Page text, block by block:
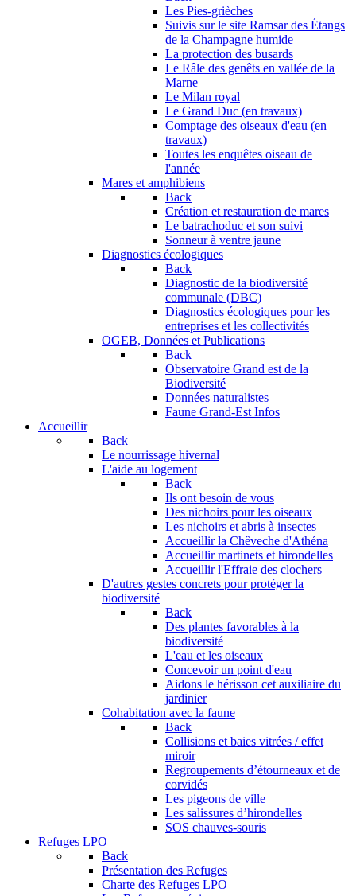
Les Pies-grièches
Suivis sur le site Ramsar des Étangs
de la Champagne humide
La protection des busards
Le Râle des genêts en vallée de la
Marne
Le Milan royal
Le Grand Duc (en travaux)
Comptage des oiseaux d'eau (en
travaux)
Toutes les enquêtes oiseau de
l'année
Mares et amphibiens
Back
Création et restauration de mares
Le batrachoduc et son suivi
Sonneur à ventre jaune
Diagnostics écologiques
Back
Diagnostic de la biodiversité
communale (DBC)
Diagnostics écologiques pour les
entreprises et les collectivités
OGEB, Données et Publications
Back
Observatoire Grand est de la
Biodiversité
Données naturalistes
Faune Grand-Est Infos
Accueillir
Back
Le nourrissage hivernal
L'aide au logement
Back
Ils ont besoin de vous
Des nichoirs pour les oiseaux
Les nichoirs et abris à insectes
Accueillir la Chêveche d'Athéna
Accueillir martinets et hirondelles
Accueillir l'Effraie des clochers
D'autres gestes concrets pour protéger la
biodiversité
Back
Des plantes favorables à la
biodiversité
L'eau et les oiseaux
Concevoir un point d'eau
Aidons le hérisson cet auxiliaire du
jardinier
Cohabitation avec la faune
Back
Collisions et baies vitrées / effet
miroir
Regroupements d’étourneaux et de
corvidés
Les pigeons de ville
Les salissures d’hirondelles
SOS chauves-souris
Refuges LPO
Back
Présentation des Refuges
Charte des Refuges LPO